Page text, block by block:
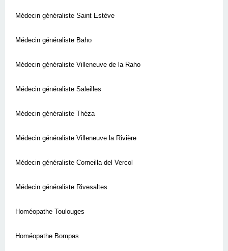
Médecin généraliste Saint Estève
Médecin généraliste Baho
Médecin généraliste Villeneuve de la Raho
Médecin généraliste Saleilles
Médecin généraliste Théza
Médecin généraliste Villeneuve la Rivière
Médecin généraliste Corneilla del Vercol
Médecin généraliste Rivesaltes
Homéopathe Toulouges
Homéopathe Bompas